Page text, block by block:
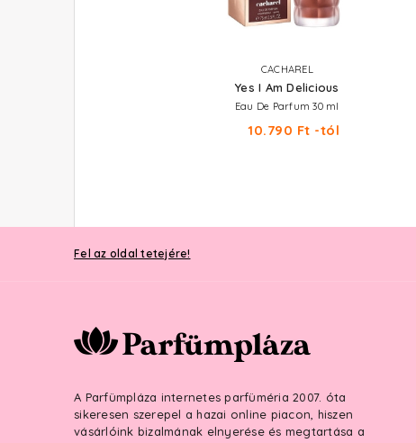
CACHAREL
Yes I Am Delicious
Eau De Parfum 30 ml
10.790 Ft -tól
Fel az oldal tetejére!
A Parfümpláza internetes parfüméria 2007. óta
sikeresen szerepel a hazai online piacon, hiszen
vásárlóink bizalmának elnyerése és megtartása a